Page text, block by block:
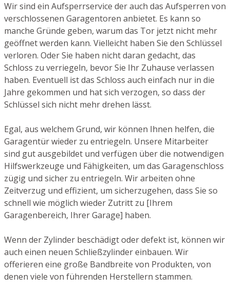
Wir sind ein Aufsperrservice der auch das Aufsperren von
verschlossenen Garagentoren anbietet. Es kann so
manche Gründe geben, warum das Tor jetzt nicht mehr
geöffnet werden kann. Vielleicht haben Sie den Schlüssel
verloren. Oder Sie haben nicht daran gedacht, das
Schloss zu verriegeln, bevor Sie Ihr Zuhause verlassen
haben. Eventuell ist das Schloss auch einfach nur in die
Jahre gekommen und hat sich verzogen, so dass der
Schlüssel sich nicht mehr drehen lässt.
Egal, aus welchem Grund, wir können Ihnen helfen, die
Garagentür wieder zu entriegeln. Unsere Mitarbeiter
sind gut ausgebildet und verfügen über die notwendigen
Hilfswerkzeuge und Fähigkeiten, um das Garagenschloss
zügig und sicher zu entriegeln. Wir arbeiten ohne
Zeitverzug und effizient, um sicherzugehen, dass Sie so
schnell wie möglich wieder Zutritt zu [Ihrem
Garagenbereich, Ihrer Garage] haben.
Wenn der Zylinder beschädigt oder defekt ist, können wir
auch einen neuen Schließzylinder einbauen. Wir
offerieren eine große Bandbreite von Produkten, von
denen viele von führenden Herstellern stammen.